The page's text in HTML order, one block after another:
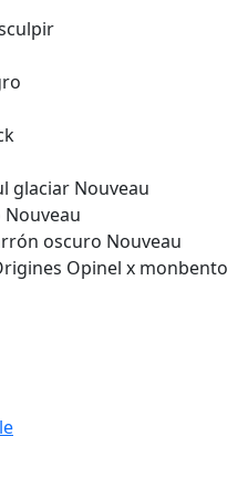
glaciar Nouveau
Nouveau
oscuro Nouveau
Opinel x monbento